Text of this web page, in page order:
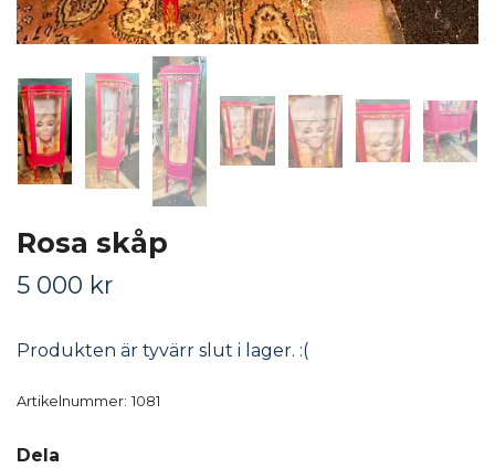
Rosa skåp
5 000 kr
Produkten är tyvärr slut i lager. :(
Artikelnummer: 1081
Dela